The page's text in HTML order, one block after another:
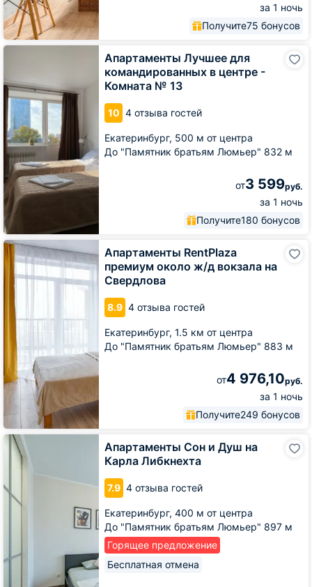
за 1 ночь
Получите75 бонусов
Апартаменты Лучшее для
командированных в центре -
Комната № 13
10 4 отзыва гостей
Екатеринбург, 500 м от центра
До "Памятник братьям Люмьер" 832 м
от3 599руб.
за 1 ночь
Получите180 бонусов
Апартаменты
командированных
в
центре
Комната
№
Апартаменты RentPlaza
премиум около ж/д вокзала на
Свердлова
8.9 4 отзыва гостей
Екатеринбург, 1.5 км от центра
До "Памятник братьям Люмьер" 883 м
от4 976,10руб.
за 1 ночь
Получите249 бонусов
Апартаменты
RentPlaza
около
вокзала
Свердлова
Апартаменты Сон и Душ на
Карла Либкнехта
7.9 4 отзыва гостей
Екатеринбург, 400 м от центра
До "Памятник братьям Люмьер" 897 м
Горящее предложение
Бесплатная отмена
Апартаменты
Сон
на
Карла